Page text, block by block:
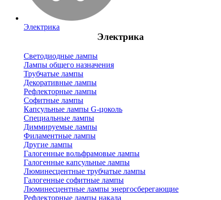
Электрика
Электрика
Светодиодные лампы
Лампы общего назначения
Трубчатые лампы
Декоративные лампы
Рефлекторные лампы
Софитные лампы
Капсульные лампы G-цоколь
Специальные лампы
Диммируемые лампы
Филаментные лампы
Другие лампы
Галогенные вольфрамовые лампы
Галогенные капсульные лампы
Люминесцентные трубчатые лампы
Галогенные софитные лампы
Люминесцентные лампы энергосберегающие
Рефлекторные лампы накала